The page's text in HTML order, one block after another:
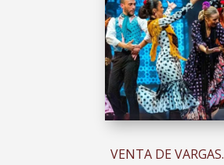
VENTA DE VARGAS.